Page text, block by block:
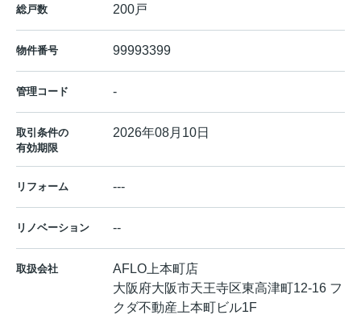
総戸数 200戸
物件番号 99993399
管理コード -
取引条件の
有効期限
2026年08月10日
リフォーム ---
リノベーション --
取扱会社
AFLO上本町店
大阪府大阪市天王寺区東高津町12-16 フ
クダ不動産上本町ビル1F